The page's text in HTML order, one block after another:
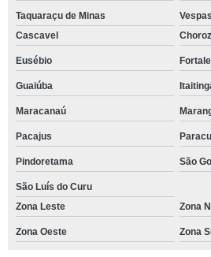
Taquaraçu de Minas
Cascavel
Eusébio
Guaiúba
Maracanaú
Pacajus
Pindoretama São
São Luís do Curu
Zona Leste
Zona
Zona Oeste Zona